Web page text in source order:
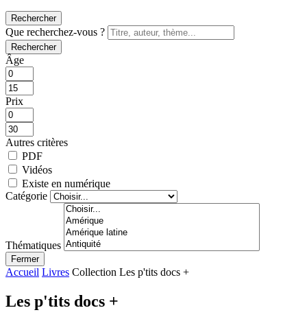
Rechercher
Que recherchez-vous ?
Rechercher
Âge
Prix
Autres critères
PDF
Vidéos
Existe en numérique
Catégorie
Thématiques
Fermer
Accueil Livres Collection Les p'tits docs +
Les p'tits docs +